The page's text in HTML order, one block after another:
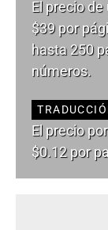
El precio
$39 por
hasta 250
números.
El precio
$0.12 por